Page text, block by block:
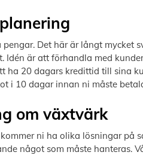
Det här är långt mycket
är att förhandla med
ha 20 dagars kredittid till sina
i 10 dagar innan ni måste
om växtvärk
ni ha olika lösningar på
något som måste hanteras.